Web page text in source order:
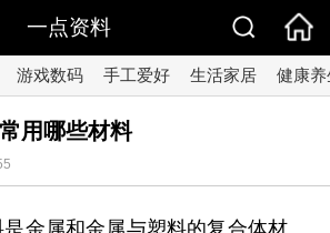
一点资料
游戏数码 手工爱好 生活家居 健康养
用哪些材料
金属和金属与塑料的复合体材